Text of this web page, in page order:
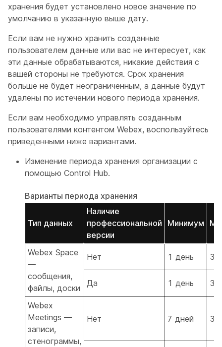
хранения будет установлено новое значение по
умолчанию в указанную выше дату.
Если вам не нужно хранить созданные
пользователем данные или вас не интересует, как
эти данные обрабатываются, никакие действия с
вашей стороны не требуются. Срок хранения
больше не будет неограниченным, а данные будут
удалены по истечении нового периода хранения.
Если вам необходимо управлять созданным
пользователями контентом Webex, воспользуйтесь
приведенными ниже вариантами.
Изменение периода хранения организации с
помощью Control Hub.
Варианты периода хранения
Тип данных
Наличие
профессиональной
версии
Минимум
Webex Space
—
сообщения,
файлы, доски
Нет 1 день
Да 1 день
Webex
Meetings —
записи,
стенограммы,
Нет 7 дней